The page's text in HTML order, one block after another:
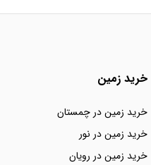
خرید زمین
خرید زمین در چمستان
خرید زمین در نور
خرید زمین در رویان